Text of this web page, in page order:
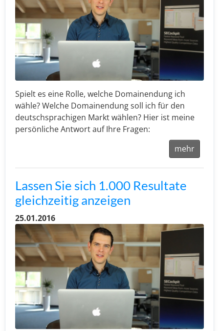
Spielt es eine Rolle, welche Domainendung ich
wähle? Welche Domainendung soll ich für den
deutschsprachigen Markt wählen? Hier ist meine
persönliche Antwort auf Ihre Fragen:
mehr
Lassen Sie sich 1.000 Resultate
gleichzeitig anzeigen
25.01.2016